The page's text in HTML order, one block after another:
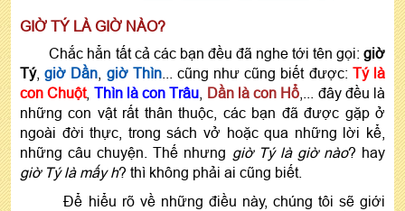
GIỜ TÝ LÀ GIỜ NÀO?
Chắc hẳn tất cả các bạn đều đã nghe tới tên gọi: giờ
Tý,giờ Dần giờ Thìn... cũng như cũng biết được: Tý là
con Chuột, Thìn là con Trâu Dần là con Hổ ,... đây đều là
những con vật rất thân thuộc, các bạn đã được gặp ở
ngoài đời thực, trong sách vở hoặc qua những lời kể,
những câu chuyện. Thế nhưng giờ Tý là giờ nào? hay
giờ Tý là mấy h? thì không phải ai cũng biết.
Để hiểu rõ về những điều này, chúng tôi sẽ giới